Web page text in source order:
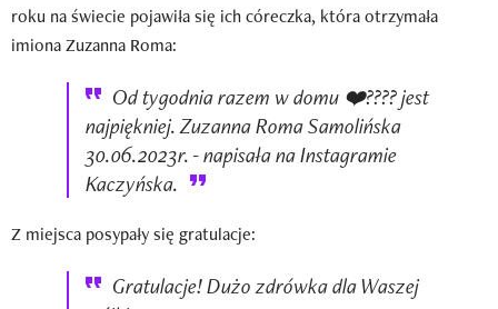
roku na świecie pojawiła się ich córeczka, która otrzymała
imiona Zuzanna Roma:
Od tygodnia razem w domu ❤️???? jest
najpiękniej. Zuzanna Roma Samolińska
30.06.2023r. - napisała na Instagramie
Kaczyńska.
Z miejsca posypały się gratulacje:
Gratulacje! Dużo zdrówka dla Waszej